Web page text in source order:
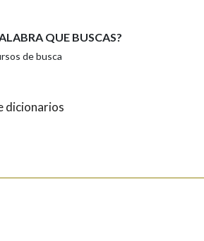
QUE BUSCAS?
de busca
dicionarios